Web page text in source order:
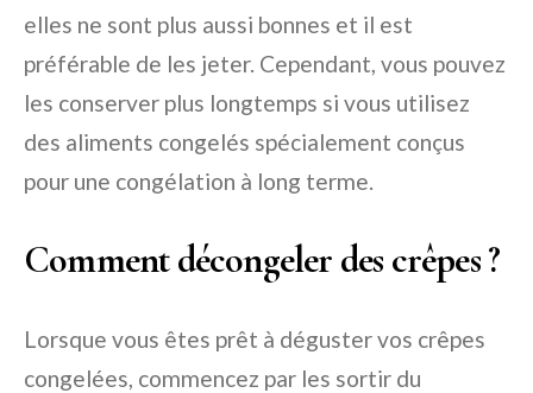
elles ne sont plus aussi bonnes et il est
préférable de les jeter. Cependant, vous pouvez
les conserver plus longtemps si vous utilisez
des aliments congelés spécialement conçus
pour une congélation à long terme.
Comment décongeler des crêpes ?
Lorsque vous êtes prêt à déguster vos crêpes
congelées, commencez par les sortir du